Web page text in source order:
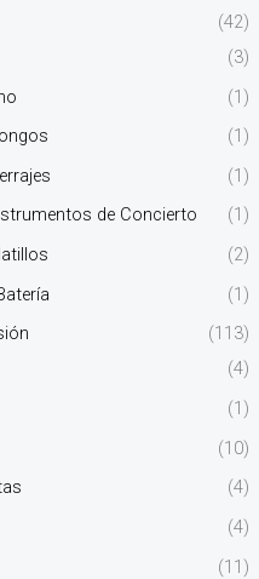
(42)
(3)
(1)
(1)
(1)
de Concierto
(1)
(2)
(1)
(113)
(4)
(1)
(10)
(4)
(4)
(11)